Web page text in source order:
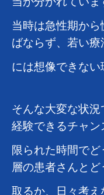
当が分かれていま
当時は急性期か
ばならず、若い療
には想像できな
そんな大変な状
経験できるチャン
限られた時間で
層の患者さんと
取るか、日々考え